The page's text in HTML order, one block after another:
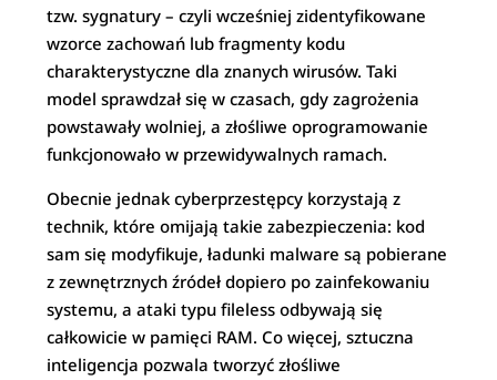
tzw. sygnatury – czyli wcześniej zidentyfikowane
wzorce zachowań lub fragmenty kodu
charakterystyczne dla znanych wirusów. Taki
model sprawdzał się w czasach, gdy zagrożenia
powstawały wolniej, a złośliwe oprogramowanie
funkcjonowało w przewidywalnych ramach.
Obecnie jednak cyberprzestępcy korzystają z
technik, które omijają takie zabezpieczenia: kod
sam się modyfikuje, ładunki malware są pobierane
z zewnętrznych źródeł dopiero po zainfekowaniu
systemu, a ataki typu fileless odbywają się
całkowicie w pamięci RAM. Co więcej, sztuczna
inteligencja pozwala tworzyć złośliwe